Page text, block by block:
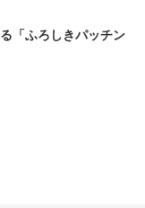
「ふろしきパッチン